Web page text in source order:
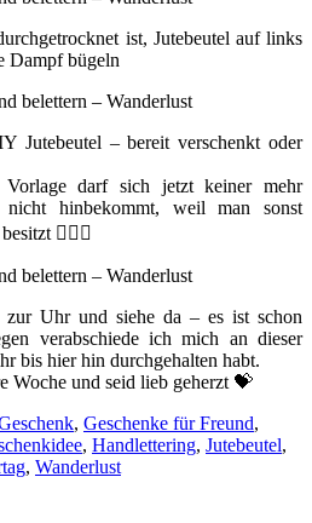
ist, Jutebeutel auf links
Dampf bügeln
Jutebeutel – bereit verschenkt oder
darf sich jetzt keiner mehr
nicht hinbekommt, weil man sonst
💁🏻‍♀️
Uhr und siehe da – es ist schon
verabschiede ich mich an dieser
bis hier hin durchgehalten habt.
Woche und seid lieb geherzt 💝
, Geschenke für Freund,
, Handlettering, Jutebeutel,
, Wanderlust